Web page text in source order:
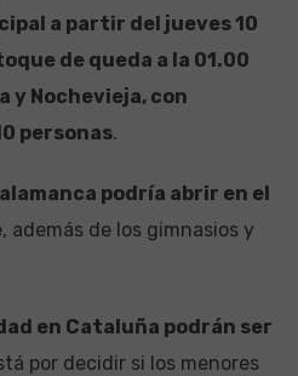
a partir del jueves 10
de queda a la 01.00
y Nochevieja, con
personas.
podría abrir en el
, además de los gimnasios y
en Cataluña podrán ser
por decidir si los menores